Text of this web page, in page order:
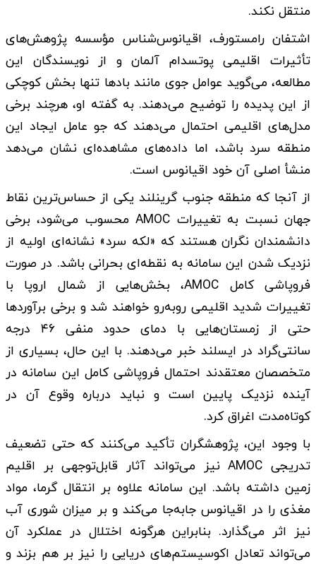
منتقل نکند.
اشتفان رامستورف، اقیانوس‌شناس مؤسسه پژوهش‌های
تأثیرات اقلیمی پوتسدام آلمان و از نویسندگان این
مطالعه، می‌گوید عوامل جوی مانند بادها تنها بخش کوچکی
از این پدیده را توضیح می‌دهند. به گفته او، هرچند برخی
مدل‌های اقلیمی احتمال می‌دهند که جو عامل ایجاد این
منطقه سرد باشد، اما داده‌های مشاهده‌ای نشان می‌دهد
منشأ اصلی آن خود اقیانوس است.
از آنجا که منطقه جنوب گرینلند یکی از حساس‌ترین نقاط
جهان نسبت به تغییرات AMOC محسوب می‌شود، برخی
دانشمندان نگران هستند که «لکه سرد» نشانه‌ای اولیه از
نزدیک شدن این سامانه به نقطه‌ای بحرانی باشد. در صورت
فروپاشی کامل AMOC، بخش‌هایی از شمال اروپا با
تغییرات شدید اقلیمی روبه‌رو خواهند شد و برخی برآوردها
حتی از زمستان‌هایی با دمای حدود منفی ۴۶ درجه
سانتی‌گراد در ایسلند خبر می‌دهند. با این حال، بسیاری از
متخصصان معتقدند احتمال فروپاشی کامل این سامانه در
آینده نزدیک پایین است و نباید درباره وقوع آن در
کوتاه‌مدت اغراق کرد.
با وجود این، پژوهشگران تأکید می‌کنند که حتی تضعیف
تدریجی AMOC نیز می‌تواند آثار قابل‌توجهی بر اقلیم
زمین داشته باشد. این سامانه علاوه بر انتقال گرما، مواد
مغذی را در اقیانوس جابه‌جا می‌کند و بر میزان شوری آب
نیز اثر می‌گذارد. بنابراین هرگونه اختلال در عملکرد آن
می‌تواند تعادل اکوسیستم‌های دریایی را نیز بر هم بزند و